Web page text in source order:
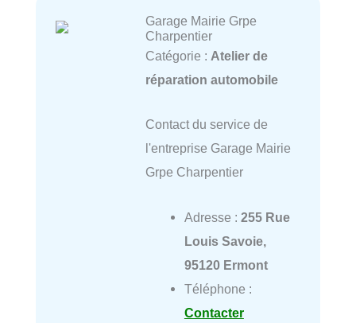
Garage Mairie Grpe
Charpentier
Catégorie : Atelier de
réparation automobile
Contact du service de
l'entreprise Garage Mairie
Grpe Charpentier
Adresse : 255 Rue
Louis Savoie,
95120 Ermont
Téléphone :
Contacter